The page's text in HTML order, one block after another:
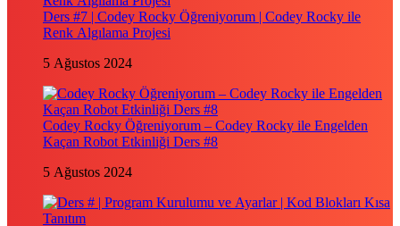
Ders #7 | Codey Rocky Öğreniyorum | Codey Rocky ile
Renk Algılama Projesi
5 Ağustos 2024
Codey Rocky Öğreniyorum – Codey Rocky ile Engelden
Kaçan Robot Etkinliği Ders #8
5 Ağustos 2024